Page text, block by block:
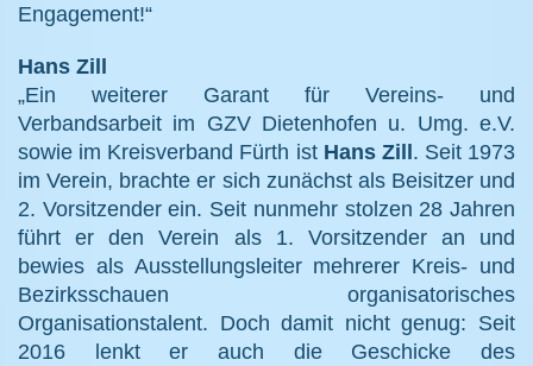
Engagement!“
Hans Zill
„Ein weiterer Garant für Vereins- und
Verbandsarbeit im GZV Dietenhofen u. Umg. e.V.
sowie im Kreisverband Fürth ist Hans Zill. Seit 1973
im Verein, brachte er sich zunächst als Beisitzer und
2. Vorsitzender ein. Seit nunmehr stolzen 28 Jahren
führt er den Verein als 1. Vorsitzender an und
bewies als Ausstellungsleiter mehrerer Kreis- und
Bezirksschauen organisatorisches
Organisationstalent. Doch damit nicht genug: Seit
2016 lenkt er auch die Geschicke des